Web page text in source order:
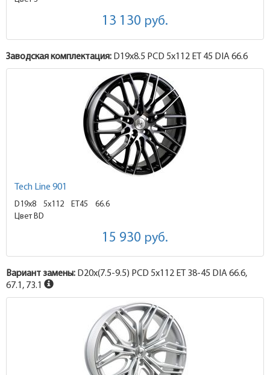
13 130 руб.
Заводская комплектация: D19x8.5 PCD 5x112 ET 45 DIA 66.6
Tech Line 901
D19x8 5x112 ET45
66.6
Цвет BD
15 930 руб.
Вариант замены: D20x(7.5-9.5) PCD 5x112 ET 38-45 DIA 66.6,
67.1, 73.1